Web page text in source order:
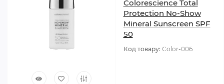
Colorescience Total
Protection No-Show
Mineral Sunscreen SPF
50
Код товару: Color-006